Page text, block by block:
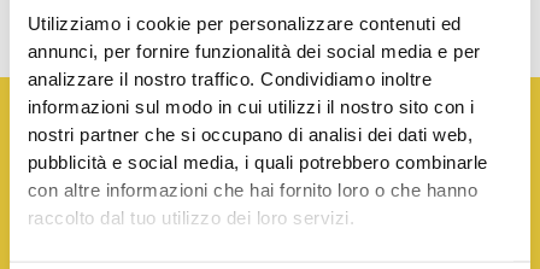
Utilizziamo i cookie per personalizzare contenuti ed
annunci, per fornire funzionalità dei social media e per
analizzare il nostro traffico. Condividiamo inoltre
informazioni sul modo in cui utilizzi il nostro sito con i
nostri partner che si occupano di analisi dei dati web,
pubblicità e social media, i quali potrebbero combinarle
con altre informazioni che hai fornito loro o che hanno
raccolto dal tuo utilizzo dei loro servizi.
Ti interessa il bando?
Contattaci!
Ti ricontatteremo con indicazioni utili e approfondimenti